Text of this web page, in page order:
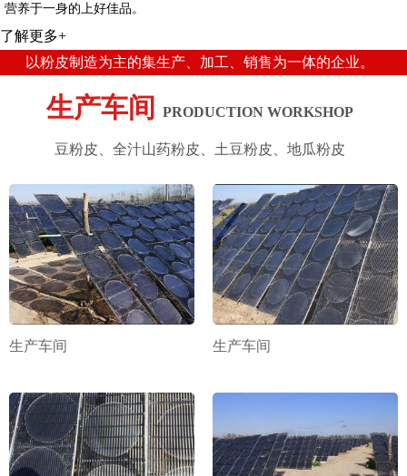
营养于一身的上好佳品。
了解更多+
以粉皮制造为主的集生产、加工、销售为一体的企业。
生产车间 PRODUCTION WORKSHOP
豆粉皮、全汁山药粉皮、土豆粉皮、地瓜粉皮
生产车间 生产车间